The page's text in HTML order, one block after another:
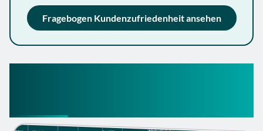
Fragebogen Kundenzufriedenheit ansehen